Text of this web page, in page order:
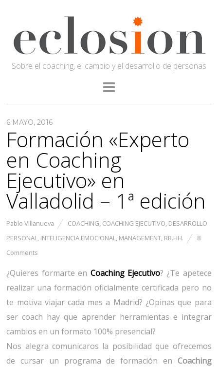
Sobre el coaching, el cambio y el desarrollo de personas
6 MAYO, 2016
Formación «Experto
en Coaching
Ejecutivo» en
Valladolid – 1ª edición
Pablo Villanueva COACHING, COACHING EJECUTIVO, DESARROLLO
PERSONAL, INTELIGENCIA EMOCIONAL, MANAGEMENT, RR.HH.
8
Comments
¿Quieres formarte en Coaching Ejecutivo? ¿Te apetece
realizar una formación oficialmente certificada pero no
te motiva viajar cada mes a Madrid? ¿Opinas que para
ser coach hay que aprender herramientas e integrar
cambios en un formato 100% presencial?
Nos alegra comunicaros la posibilidad que ofrecemos
de cursar un programa de formación en Coaching